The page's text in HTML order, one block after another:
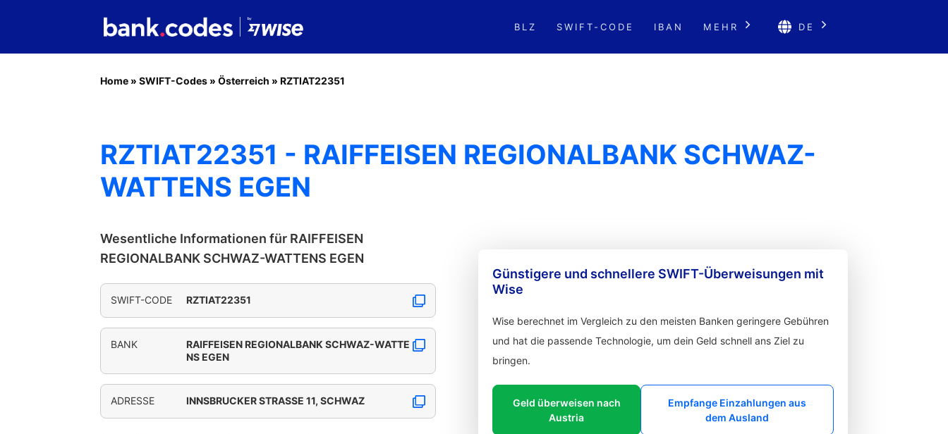
BLZ SWIFT-CODE IBAN MEHR DE
Home » SWIFT-Codes » Österreich » RZTIAT22351
RZTIAT22351 - RAIFFEISEN REGIONALBANK SCHWAZ-
WATTENS EGEN
Wesentliche Informationen für RAIFFEISEN
REGIONALBANK SCHWAZ-WATTENS EGEN
SWIFT-CODE RZTIAT22351
BANK
RAIFFEISEN REGIONALBANK SCHWAZ-WATTE
NS EGEN
ADRESSE INNSBRUCKER STRASSE 11, SCHWAZ
Günstigere und schnellere SWIFT-Überweisungen mit
Wise
Wise berechnet im Vergleich zu den meisten Banken geringere Gebühren
und hat die passende Technologie, um dein Geld schnell ans Ziel zu
bringen.
Geld überweisen nach
Austria
Empfange Einzahlungen aus
dem Ausland